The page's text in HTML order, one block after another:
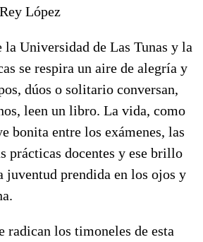
López
Universidad de Las Tunas y la
se respira un aire de alegría y
dúos o solitario conversan,
leen un libro. La vida, como
bonita entre los exámenes, las
prácticas docentes y ese brillo
prendida en los ojos y
radican los timoneles de esta